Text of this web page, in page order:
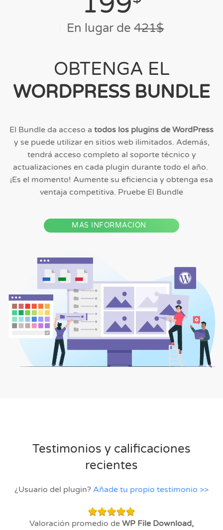
En lugar de421$
OBTENGA EL
WORDPRESS BUNDLE
El Bundle da acceso a todos los plugins de WordPress
y se puede utilizar en sitios web ilimitados. Además,
tendrá acceso completo al soporte técnico y
actualizaciones en cada plugin durante todo el año.
¡Es el momento! Aumente su eficiencia y obtenga esa
ventaja competitiva. Pruebe El Bundle
MÁS INFORMACIÓN
Testimonios y calificaciones
recientes
¿Usuario del plugin? Añade tu propio testimonio >>
Valoración promedio de WP File Download,